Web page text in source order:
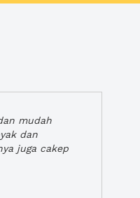
mudah
dan
juga cakep